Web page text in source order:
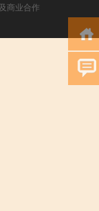
商业合作